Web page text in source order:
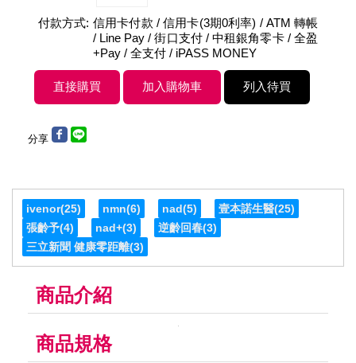
付款方式: 信用卡付款 / 信用卡(3期0利率) / ATM 轉帳
/ Line Pay / 街口支付 / 中租銀角零卡 / 全盈
+Pay / 全支付 / iPASS MONEY
分享
ivenor(25) nmn(6) nad(5) 壹本諾生醫(25)
張齡予(4) nad+(3) 逆齡回春(3)
三立新聞 健康零距離(3)
商品介紹
商品規格